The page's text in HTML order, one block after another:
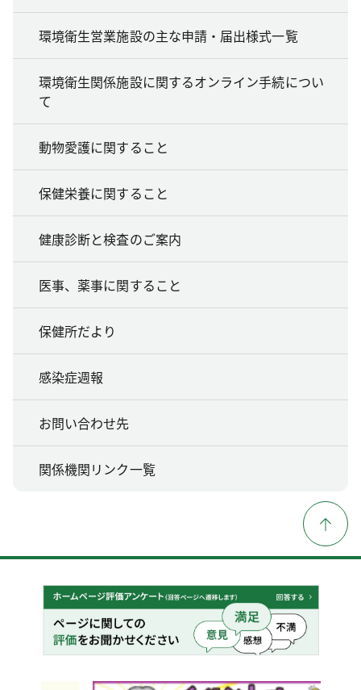
環境衛生営業施設の主な申請・届出様式一覧
環境衛生関係施設に関するオンライン手続につい
て
動物愛護に関すること
保健栄養に関すること
健康診断と検査のご案内
医事、薬事に関すること
保健所だより
感染症週報
お問い合わせ先
関係機関リンク一覧